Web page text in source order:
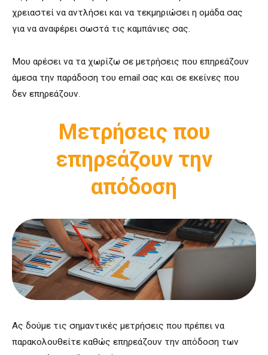
χρειαστεί να αντλήσει και να τεκμηριώσει η ομάδα σας
για να αναφέρει σωστά τις καμπάνιες σας.
Μου αρέσει να τα χωρίζω σε μετρήσεις που επηρεάζουν
άμεσα την παράδοση του email σας και σε εκείνες που
δεν επηρεάζουν.
Μετρήσεις που
επηρεάζουν την
απόδοση
Ας δούμε τις σημαντικές μετρήσεις που πρέπει να
παρακολουθείτε καθώς επηρεάζουν την απόδοση των